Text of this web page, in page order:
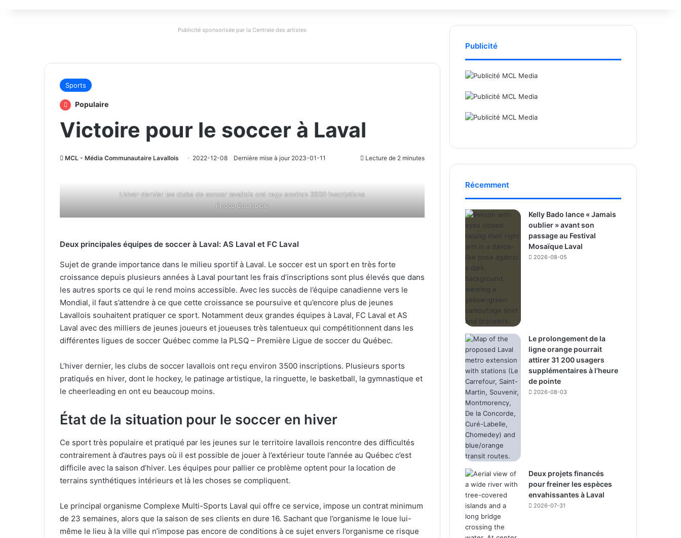
Publicité sponsorisée par la Centrale des artistes
Sports
Populaire
Victoire pour le soccer à Laval
MCL - Média Communautaire Lavallois 2022-12-08 Dernière mise à jour 2023-01-11 Lecture de 2 minutes
Lhiver dernier les clubs de soccer lavallois ont reçu environ 3500 inscriptions
Photo Courtoisie
Deux principales équipes de soccer à Laval: AS Laval et FC Laval
Sujet de grande importance dans le milieu sportif à Laval. Le soccer est un sport en très forte
croissance depuis plusieurs années à Laval pourtant les frais d’inscriptions sont plus élevés que dans
les autres sports ce qui le rend moins accessible. Avec les succès de l’équipe canadienne vers le
Mondial, il faut s’attendre à ce que cette croissance se poursuive et qu’encore plus de jeunes
Lavallois souhaitent pratiquer ce sport. Notamment deux grandes équipes à Laval, FC Laval et AS
Laval avec des milliers de jeunes joueurs et joueuses très talentueux qui compétitionnent dans les
différentes ligues de soccer Québec comme la PLSQ – Première Ligue de soccer du Québec.
L’hiver dernier, les clubs de soccer lavallois ont reçu environ 3500 inscriptions. Plusieurs sports
pratiqués en hiver, dont le hockey, le patinage artistique, la ringuette, le basketball, la gymnastique et
le cheerleading en ont eu beaucoup moins.
État de la situation pour le soccer en hiver
Ce sport très populaire et pratiqué par les jeunes sur le territoire lavallois rencontre des difficultés
contrairement à d’autres pays où il est possible de jouer à l’extérieur toute l’année au Québec c’est
difficile avec la saison d’hiver. Les équipes pour pallier ce problème optent pour la location de
terrains synthétiques intérieurs et là les choses se compliquent.
Le principal organisme Complexe Multi-Sports Laval qui offre ce service, impose un contrat minimum
de 23 semaines, alors que la saison de ses clients en dure 16. Sachant que l’organisme le loue lui-
même le lieu à la ville qui n’impose pas encore de conditions à ce sujet envers l’organisme ce risque
Publicité
Récemment
Kelly Bado lance « Jamais
oublier » avant son
passage au Festival
Mosaïque Laval
2026-08-05
Le prolongement de la
ligne orange pourrait
attirer 31 200 usagers
supplémentaires à l’heure
de pointe
2026-08-03
Deux projets financés
pour freiner les espèces
envahissantes à Laval
2026-07-31